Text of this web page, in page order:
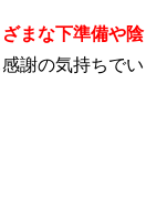
まな下準備や陰
謝の気持ちでい